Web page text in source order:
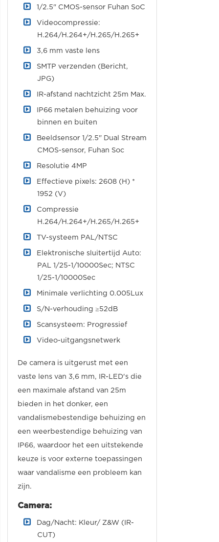
1/2.5" CMOS-sensor Fuhan SoC
Videocompressie:
H.264/H.264+/H.265/H.265+
3,6 mm vaste lens
SMTP verzenden (Bericht,
JPG)
IR-afstand nachtzicht 25m Max.
IP66 metalen behuizing voor
binnen en buiten
Beeldsensor 1/2.5" Dual Stream
CMOS-sensor, Fuhan Soc
Resolutie 4MP
Effectieve pixels: 2608 (H) *
1952 (V)
Compressie
H.264/H.264+/H.265/H.265+
TV-systeem PAL/NTSC
Elektronische sluitertijd Auto:
PAL 1/25-1/10000Sec; NTSC
1/25-1/10000Sec
Minimale verlichting 0.005Lux
S/N-verhouding ≥52dB
Scansysteem: Progressief
Video-uitgangsnetwerk
De camera is uitgerust met een
vaste lens van 3,6 mm, IR-LED's die
een maximale afstand van 25m
bieden in het donker, een
vandalismebestendige behuizing en
een weerbestendige behuizing van
IP66, waardoor het een uitstekende
keuze is voor externe toepassingen
waar vandalisme een probleem kan
zijn.
Camera:
Dag/Nacht: Kleur/ Z&W (IR-
CUT)